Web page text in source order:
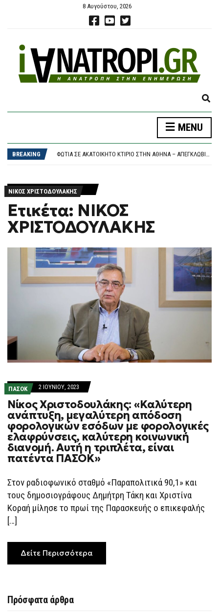
8 Αυγούστου, 2026
E
P
N
M
MENU
BREAKING
ΧΑΛΚΙΔΙΚΉ: 8ΧΡΟΝΟΣ ΤΡΑΥΜΑΤΊΣΤΗΚΕ ΣΤΗ ΘΆΛΑΣΣΑ – ΈΚΑΝΕ ΒΟΥΤΙΆ ΚΑΙ ΧΤΎΠΗΣΕ ΣΕ ΠΈΤΡΑ
ΦΩΤΙΆ ΣΕ ΑΚΑΤΟΊΚΗΤΟ ΚΤΊΡΙΟ ΣΤΗΝ ΑΘΉΝΑ – ΑΠΕΓΚΛΩΒΊΣΤΗΚΕ ΆΤΟΜΟ ΑΠΌ ΤΟΝ ΔΕΎΤΕΡΟ ΌΡΟΦΟ
ΝΙΚΟΣ ΧΡΙΣΤΟΔΟΥΛΑΚΗΣ
Ετικέτα: ΝΙΚΟΣ
ΧΡΙΣΤΟΔΟΥΛΑΚΗΣ
ΠΑΣΟΚ 2 ΙΟΥΝΊΟΥ, 2023
Νίκος Χριστοδουλάκης: «Καλύτερη
ανάπτυξη, μεγαλύτερη απόδοση
φορολογικών εσόδων με φορολογικές
ελαφρύνσεις, καλύτερη κοινωνική
διανομή. Αυτή η τριπλέτα, είναι
πατέντα ΠΑΣΟΚ»
Στον ραδιοφωνικό σταθμό «Παραπολιτικά 90,1» και
τους δημοσιογράφους Δημήτρη Τάκη και Χριστίνα
Κοραή μίλησε το πρωί της Παρασκευής ο επικεφαλής
[…]
Δείτε Περισσότερα
Πρόσφατα άρθρα